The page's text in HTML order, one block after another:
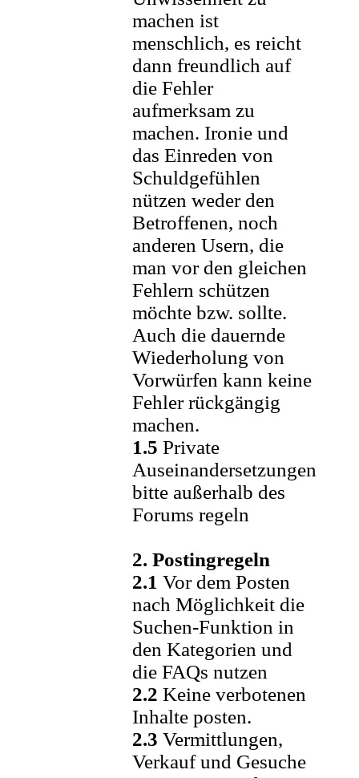
machen ist
menschlich, es reicht
dann freundlich auf
die Fehler
aufmerksam zu
machen. Ironie und
das Einreden von
Schuldgefühlen
nützen weder den
Betroffenen, noch
anderen Usern, die
man vor den gleichen
Fehlern schützen
möchte bzw. sollte.
Auch die dauernde
Wiederholung von
Vorwürfen kann keine
Fehler rückgängig
machen.
1.5 Private
Auseinandersetzungen
bitte außerhalb des
Forums regeln
2. Postingregeln
2.1 Vor dem Posten
nach Möglichkeit die
Suchen-Funktion in
den Kategorien und
die FAQs nutzen
2.2 Keine verbotenen
Inhalte posten.
2.3 Vermittlungen,
Verkauf und Gesuche